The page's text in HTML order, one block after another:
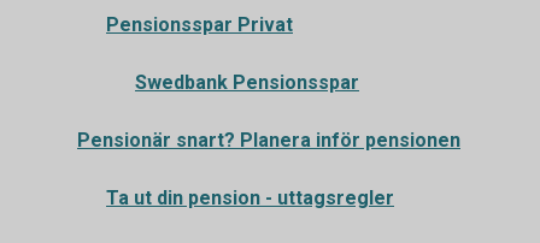
Pensionsspar Privat
Swedbank Pensionsspar
Pensionär snart? Planera inför pensionen
Ta ut din pension - uttagsregler